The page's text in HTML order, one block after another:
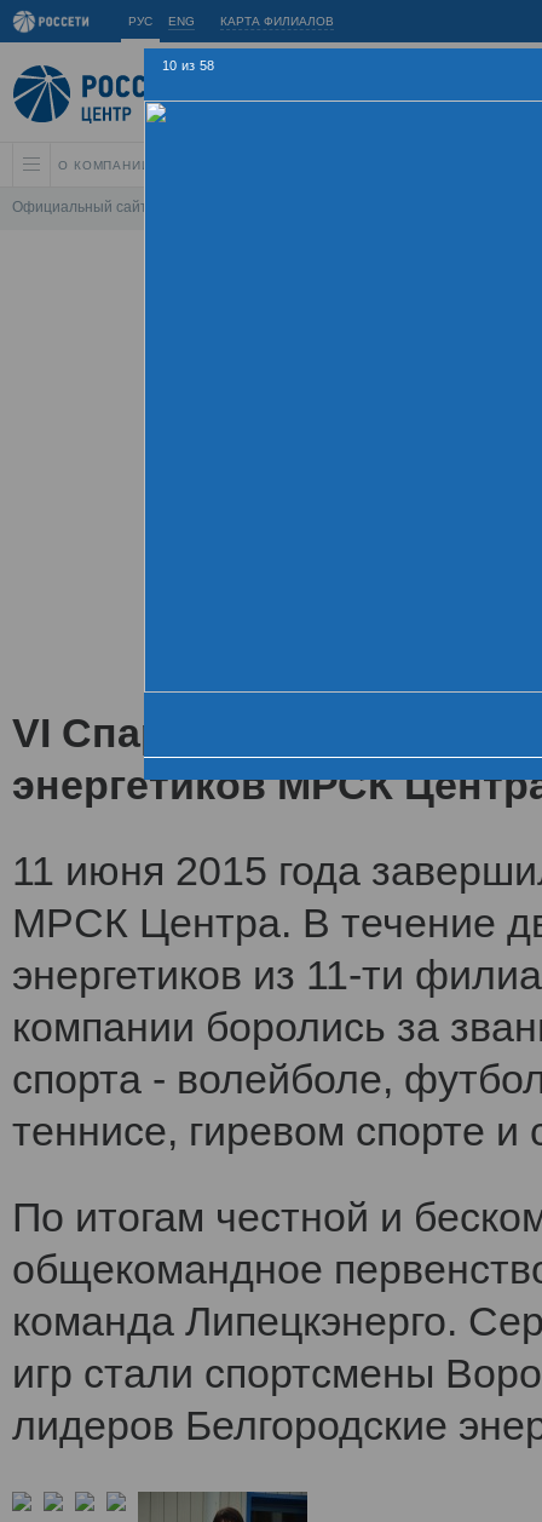
РУС ENG КАРТА ФИЛИАЛОВ
О КОМПАНИИ
Официальный сайт
VI Спартакиада
энергетиков МРСК
11 июня 2015 года
МРСК Центра. В течение
энергетиков из 11-ти
компании боролись за
спорта - волейболе,
теннисе, гиревом спорте и
По итогам честной и
общекомандное
команда Липецкэнерго.
игр стали спортсмены
лидеров Белгородские
10 из 58